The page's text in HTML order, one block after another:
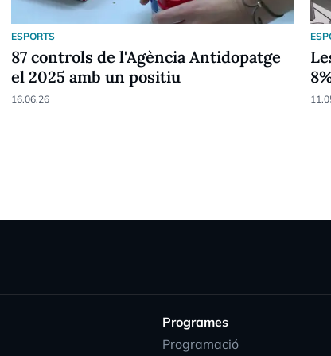
ESPORTS
87 controls de l'Agència Antidopatge
el 2025 amb un positiu
16.06.26
Programes
Programació